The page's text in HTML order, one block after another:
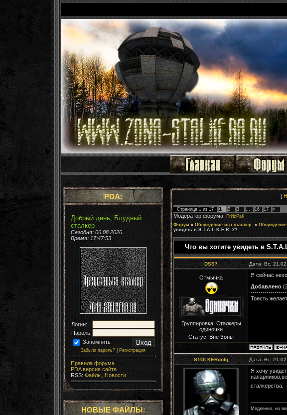
PDA:
Добрый день, Блудный
сталкер
Сегодня: 06.08.2026
Время: 17:47:55
Логин:
Пароль:
Запомнить
Забыли пароль? Регистрация
Правила форума
PDA версия сайта
RSS: Файлы, Новости
НОВЫЕ ФАЙЛЫ:
[
Страница 1 из 17 1 2 3 … 16 17 »
Модератор форума: ПrИzРaК
Форум » Обсуждение игр сталкер. »
увидеть в S.T.A.L.K.E.R. 2?
Что вы хотите увидеть в
DSS7 Дата: Вс,
Отмычка
Группировка: Сталкеры
одиночки
Статус: Вне Зоны
Я сейчас
Добавлено
Тоесть
STOLKERdolg Дата: Вс,
Я хочу
сталкерства.
Медленно, но